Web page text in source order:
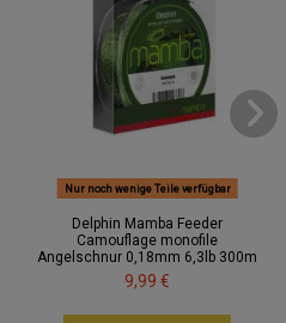
Nur noch wenige Teile verfügbar
Delphin Mamba Feeder
Camouflage monofile
Angelschnur 0,18mm 6,3lb 300m
9,99 €